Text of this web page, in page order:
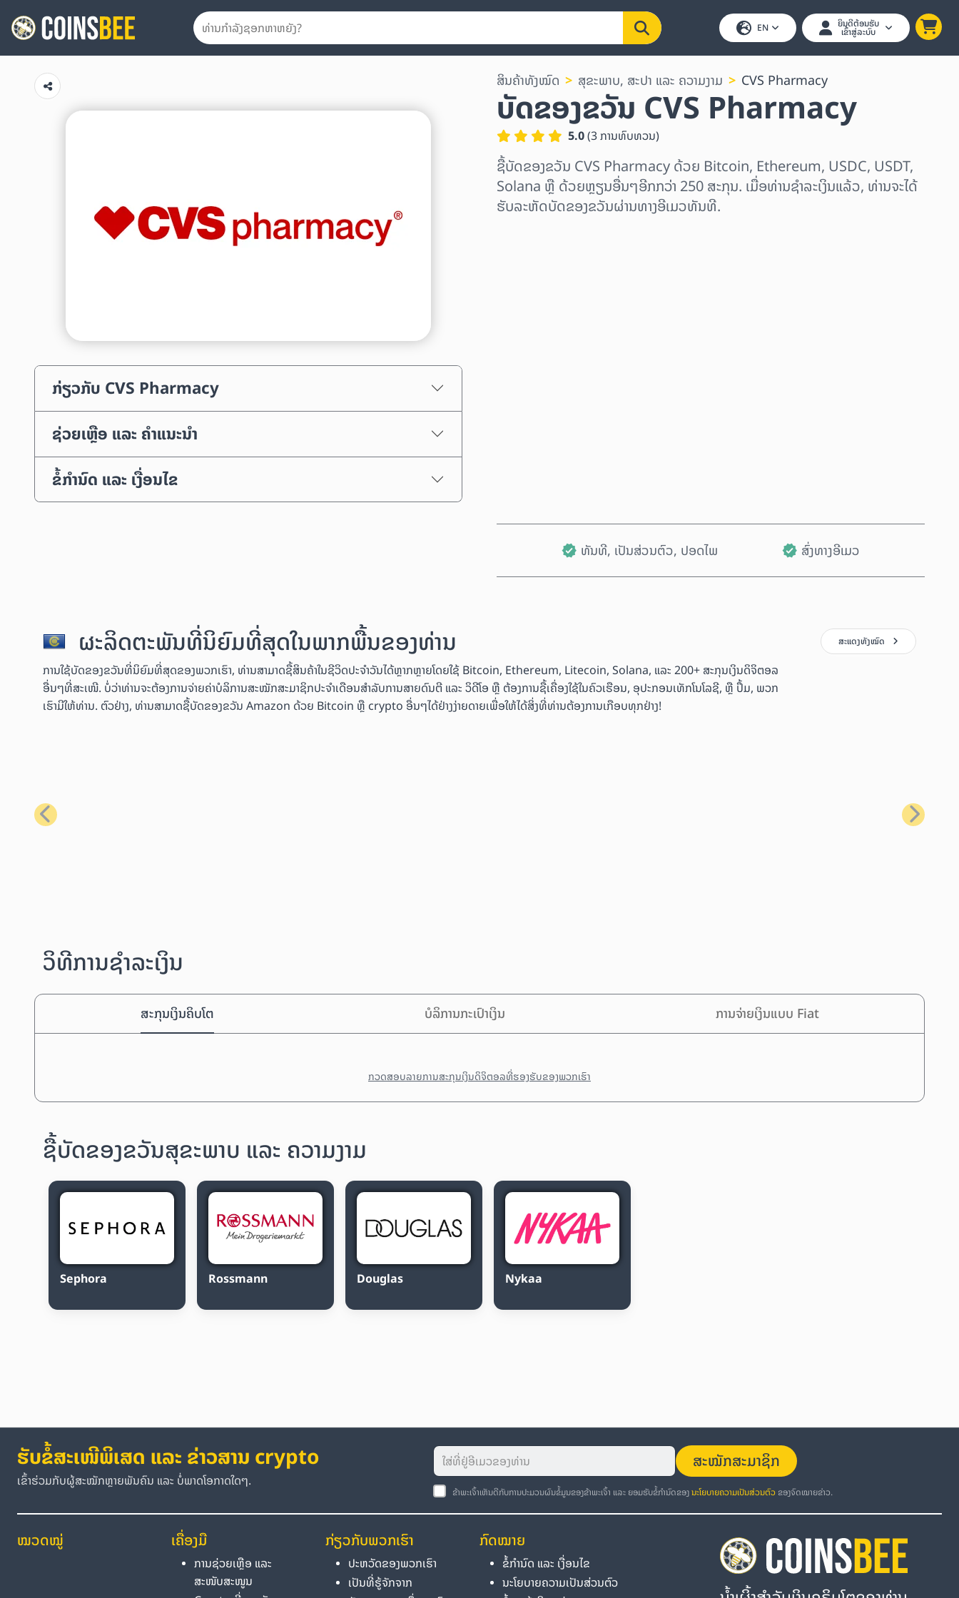
EN ຍິນດີຕ້ອນຮັບ
ເຂົ້າສູ່ລະບົບ
ກ່ຽວກັບ CVS Pharmacy
ຊ່ວຍເຫຼືອ ແລະ ຄຳແນະນຳ
ຂໍ້ກຳນົດ ແລະ ເງື່ອນໄຂ
ສິນຄ້າທັງໝົດ ສຸຂະພາບ, ສະປາ ແລະ ຄວາມງາມ CVS Pharmacy
ບັດຂອງຂວັນ CVS Pharmacy
5.0(3ການທົບທວນ)
ຊື້ບັດຂອງຂວັນ CVS Pharmacy ດ້ວຍ Bitcoin, Ethereum, USDC, USDT,
Solana ຫຼື ດ້ວຍຫຼຽນອື່ນໆອີກກວ່າ 250 ສະກຸນ. ເມື່ອທ່ານຊຳລະເງິນແລ້ວ, ທ່ານຈະໄດ້
ຮັບລະຫັດບັດຂອງຂວັນຜ່ານທາງອີເມວທັນທີ.
ທັນທີ, ເປັນສ່ວນຕົວ, ປອດໄພ ສົ່ງທາງອີເມວ
ຜະລິດຕະພັນທີ່ນິຍົມທີ່ສຸດໃນພາກພື້ນຂອງທ່ານ
ການໃຊ້ບັດຂອງຂວັນທີ່ນິຍົມທີ່ສຸດຂອງພວກເຮົາ, ທ່ານສາມາດຊື້ສິນຄ້າໃນຊີວິດປະຈຳວັນໄດ້ຫຼາກຫຼາຍໂດຍໃຊ້ Bitcoin, Ethereum, Litecoin, Solana, ແລະ 200+ ສະກຸນເງິນດິຈິຕອລ
ອື່ນໆທີ່ສະເໜີ. ບໍ່ວ່າທ່ານຈະຕ້ອງການຈ່າຍຄ່າບໍລິການສະໝັກສະມາຊິກປະຈຳເດືອນສຳລັບການສາຍດົນຕີ ແລະ ວິດີໂອ ຫຼື ຕ້ອງການຊື້ເຄື່ອງໃຊ້ໃນຄົວເຮືອນ, ອຸປະກອນເທັກໂນໂລຊີ, ຫຼື ປຶ້ມ, ພວກ
ເຮົາມີໃຫ້ທ່ານ. ຕົວຢ່າງ, ທ່ານສາມາດຊື້ບັດຂອງຂວັນ Amazon ດ້ວຍ Bitcoin ຫຼື crypto ອື່ນໆໄດ້ຢ່າງງ່າຍດາຍເພື່ອໃຫ້ໄດ້ສິ່ງທີ່ທ່ານຕ້ອງການເກືອບທຸກຢ່າງ!
ສະແດງທັງໝົດ
ກ່ອນໜ້າ ຕໍ່ໄປ
ວິທີການຊຳລະເງິນ
ສະກຸນເງິນຄິບໂຕ ບໍລິການກະເປົາເງິນ ການຈ່າຍເງິນແບບ Fiat
ກວດສອບລາຍການສະກຸນເງິນດິຈິຕອລທີ່ຮອງຮັບຂອງພວກເຮົາ
ຊື້ບັດຂອງຂວັນສຸຂະພາບ ແລະ ຄວາມງາມ
Sephora Rossmann Douglas Nykaa
ຮັບຂໍ້ສະເໜີພິເສດ ແລະ ຂ່າວສານ crypto
ເຂົ້າຮ່ວມກັບຜູ້ສະໝັກຫຼາຍພັນຄົນ ແລະ ບໍ່ພາດໂອກາດໃດໆ.
ສະໝັກສະມາຊິກ
ຂ້າພະເຈົ້າເຫັນດີກັບການປະມວນຜົນຂໍ້ມູນຂອງຂ້າພະເຈົ້າ ແລະ ຍອມຮັບຂໍ້ກຳນົດຂອງນະໂຍບາຍຄວາມເປັນສ່ວນຕົວຂອງຈົດໝາຍຂ່າວ.
ໝວດໝູ່ ເຄື່ອງມື
ການຊ່ວຍເຫຼືອ ແລະ
ສະໜັບສະໜູນ
ກ່ຽວກັບພວກເຮົາ
ປະຫວັດຂອງພວກເຮົາ
ເປັນທີ່ຮູ້ຈັກຈາກ
ກົດໝາຍ
ຂໍ້ກຳນົດ ແລະ ເງື່ອນໄຂ
ນະໂຍບາຍຄວາມເປັນສ່ວນຕົວ